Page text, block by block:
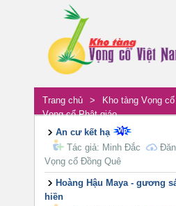
Trang chủ > Kho tàng Vọng cổ
Vọng cổ Phật giáo
An cư kết hạ
Tác giả: Minh Đắc
Vọng cổ Đồng Quê
Hoàng Hậu Maya - gương
hiền